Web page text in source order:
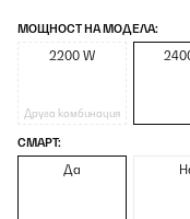
МОЩНОСТ НА МОДЕЛА:
2200 W
Друга комбинация
СМАРТ:
Да